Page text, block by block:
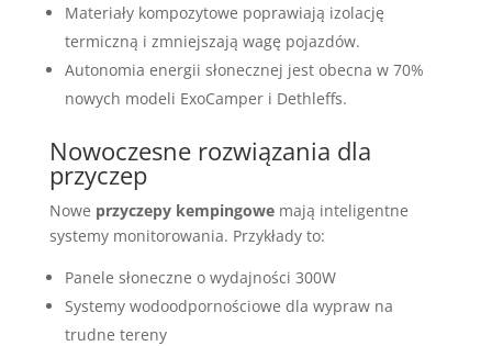
Materiały kompozytowe poprawiają izolację
termiczną i zmniejszają wagę pojazdów.
Autonomia energii słonecznej jest obecna w 70%
nowych modeli ExoCamper i Dethleffs.
Nowoczesne rozwiązania dla
przyczep
Nowe przyczepy kempingowemają inteligentne
systemy monitorowania. Przykłady to:
Panele słoneczne o wydajności 300W
Systemy wodoodpornościowe dla wypraw na
trudne tereny